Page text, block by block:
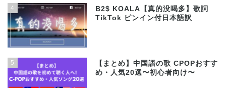
4
B2$ KOALA【真的没喝多】歌詞
TikTok ピンイン付日本語訳
5
【まとめ】中国語の歌 CPOPおすす
め・人気20選〜初心者向け〜